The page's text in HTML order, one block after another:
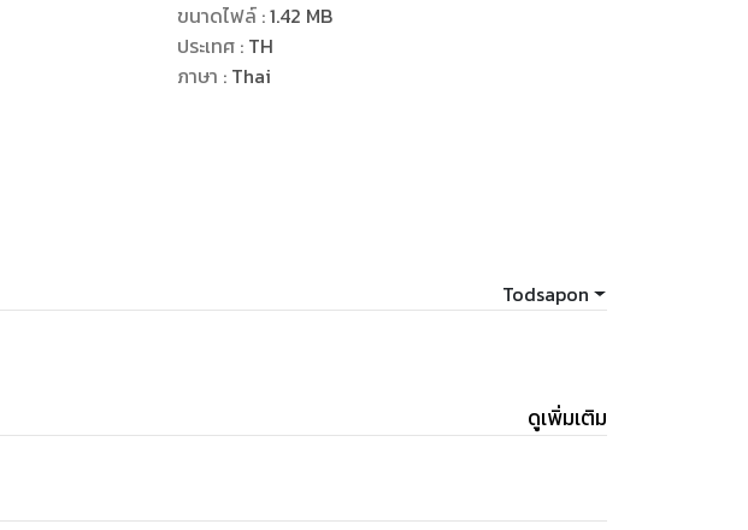
ขนาดไฟล์:1.42 MB
ประเทศ : TH
ภาษา : Thai
Todsapon
ดูเพิ่มเติม